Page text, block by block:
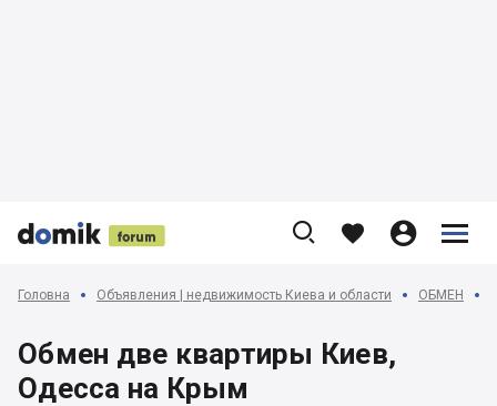


 
    


Головна Объявления | недвижимость Киева и области ОБМЕН
Обмен две квартиры Киев,
Одесса на Крым